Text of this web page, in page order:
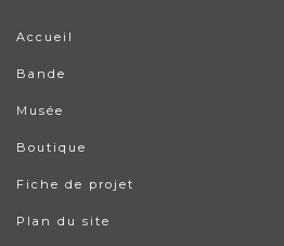
Accueil
Bande
Musée
Boutique
Fiche de projet
Plan du site